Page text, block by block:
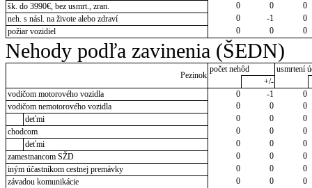
šk. do 3990€, bez usmrt., zran.
0 0
0
neh. s násl. na živote alebo zdraví
0 -1
0
požiar vozidiel
0 0 0
Nehody podľa zavinenia (ŠEDN)
Pezinok
počet nehôd
usmrtení
+/-
vodičom motorového vozidla
0 -1
0
vodičom nemotorového vozidla
0 0
0
deťmi
0 0
0
chodcom
0 0
0
deťmi
0 0
0
zamestnancom SŽD
0 0
0
iným účastníkom cestnej premávky
0 0
0
závadou komunikácie
0 0
0